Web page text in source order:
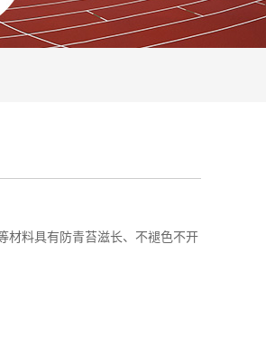
料具有防青苔滋长、不褪色不开